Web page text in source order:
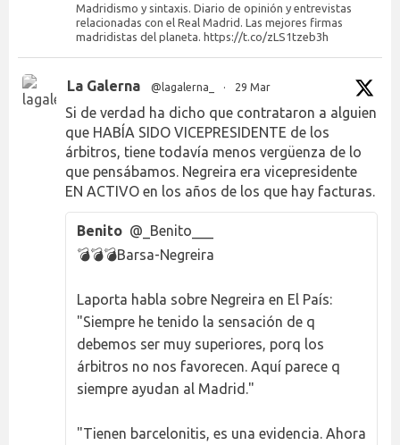
Madridismo y sintaxis. Diario de opinión y entrevistas
relacionadas con el Real Madrid. Las mejores firmas
madridistas del planeta. https://t.co/zLS1tzeb3h
La Galerna @lagalerna_ · 29 Mar
Si de verdad ha dicho que contrataron a alguien
que HABÍA SIDO VICEPRESIDENTE de los
árbitros, tiene todavía menos vergüenza de lo
que pensábamos. Negreira era vicepresidente
EN ACTIVO en los años de los que hay facturas.
Benito @_Benito___
💣💣💣Barsa-Negreira
Laporta habla sobre Negreira en El País:
"Siempre he tenido la sensación de q
debemos ser muy superiores, porq los
árbitros no nos favorecen. Aquí parece q
siempre ayudan al Madrid."
"Tienen barcelonitis, es una evidencia. Ahora